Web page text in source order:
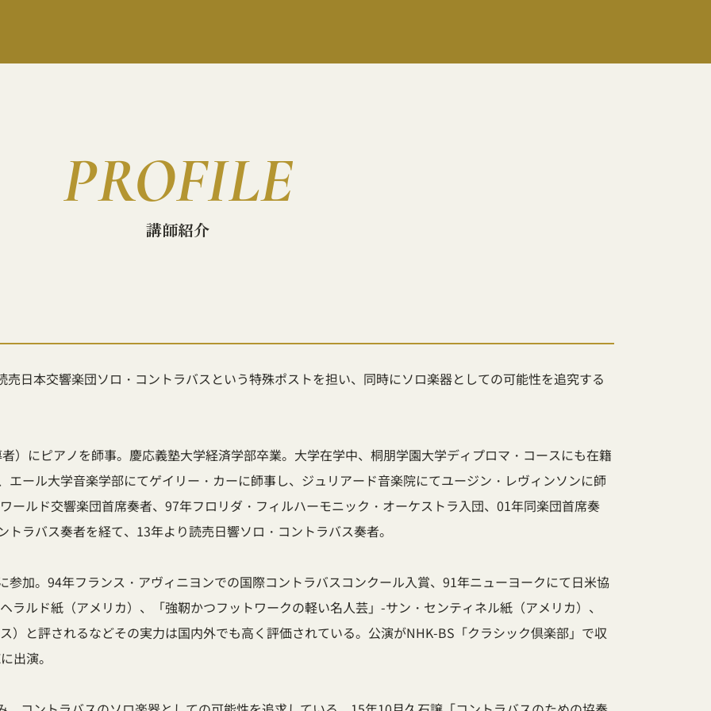
PROFILE
講師紹介
日本交響楽団ソロ・コントラバスという特殊ポストを担い、同時にソロ楽器としての可能性を追究する
）にピアノを師事。慶応義塾大学経済学部卒業。大学在学中、桐朋学園大学ディプロマ・コースにも在籍
ール大学音楽学部にてゲイリー・カーに師事し、ジュリアード音楽院にてユージン・レヴィンソンに師
ールド交響楽団首席奏者、97年フロリダ・フィルハーモニック・オーケストラ入団、01年同楽団首席奏
ラバス奏者を経て、13年より読売日響ソロ・コントラバス奏者。
加。94年フランス・アヴィニヨンでの国際コントラバスコンクール入賞、91年ニューヨークにて日米協
ラルド紙（アメリカ）、「強靭かつフットワークの軽い名人芸」-サン・センティネル紙（アメリカ）、
）と評されるなどその実力は国内外でも高く評価されている。公演がNHK-BS「クラシック倶楽部」で収
出演。